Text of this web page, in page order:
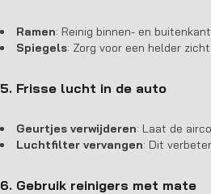
Ramen: Reinig binnen- en
Spiegels: Zorg voor een helder
5. Frisse lucht in de auto
Geurtjes verwijderen: Laat de
Luchtfilter vervangen: Dit
6. Gebruik reinigers met mate